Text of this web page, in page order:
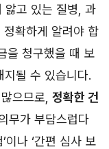
앓고 있는 질병, 과
확하게 알려야 합
을 청구했을 때 보
될 수 있습니다.
으므로, 정확한 건
무가 부담스럽다
이나 ‘간편 심사 보